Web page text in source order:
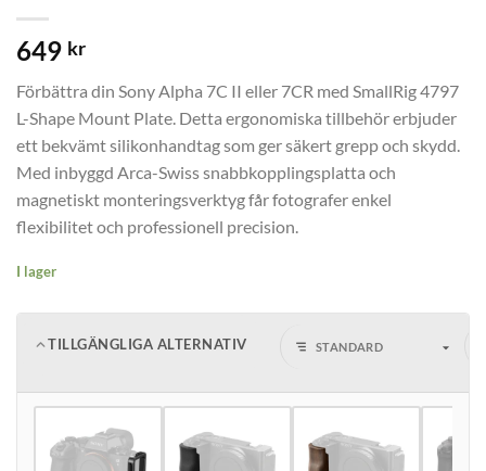
649 kr
Förbättra din Sony Alpha 7C II eller 7CR med SmallRig 4797
L-Shape Mount Plate. Detta ergonomiska tillbehör erbjuder
ett bekvämt silikonhandtag som ger säkert grepp och skydd.
Med inbyggd Arca-Swiss snabbkopplingsplatta och
magnetiskt monteringsverktyg får fotografer enkel
flexibilitet och professionell precision.
I lager
TILLGÄNGLIGA ALTERNATIV